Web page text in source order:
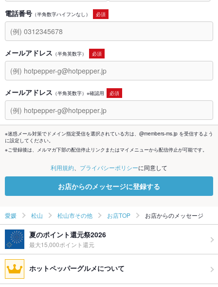
電話番号 （半角数字ハイフンなし） 必須
メールアドレス （半角英数字） 必須
メールアドレス （半角英数字）※確認用 必須
※迷惑メール対策でドメイン指定受信を選択されている方は、@members-ms.jp を受信するよう
に設定してください。
※ご登録後は、メルマガ下部の配信停止リンクまたはマイメニューから配信停止が可能です。
利用規約 プライバシーポリシーに同意して
お店からのメッセージに登録する
愛媛 松山 松山市その他 お店TOP お店からのメッセージ
夏のポイント還元祭2026
最大15,000ポイント還元
ホットペッパーグルメについて